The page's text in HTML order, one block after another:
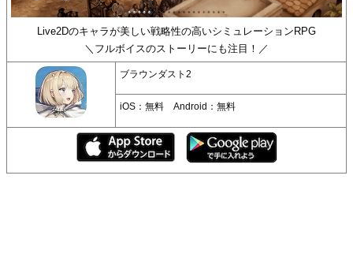
Live2Dのキャラが美しい戦略性の高いシミュレーションRPG
＼フルボイスのストーリーにも注目！／
ブラウンダスト2
iOS：無料 Android：無料